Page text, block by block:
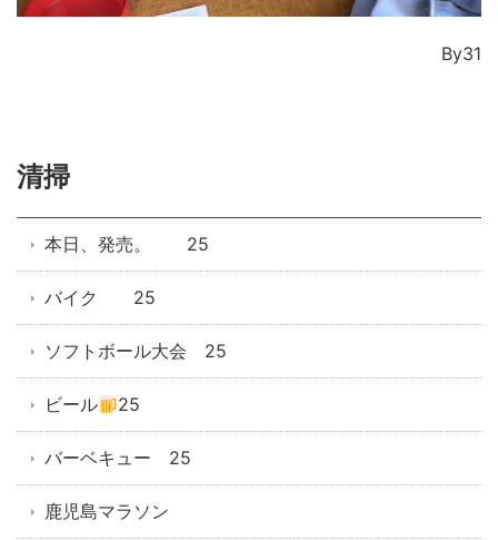
By31
清掃
本日、発売。 25
バイク 25
ソフトボール大会 25
ビール 25
バーベキュー 25
鹿児島マラソン